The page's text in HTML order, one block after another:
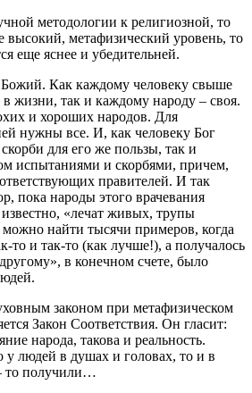
методологии к религиозной, то
высокий, метафизический уровень, то
еще яснее и убедительней.
Как каждому человеку свыше
в жизни, так и каждому народу – своя.
и хороших народов. Для
нужны все. И, как человеку Бог
для его же пользы, так и
испытаниями и скорбями, причем,
правителей. И так
пока народы этого врачевания
«лечат живых, трупы
найти тысячи примеров, когда
то и так-то (как лучше!), а получалось
в конечном счете, было
законом при метафизическом
Закон Соответствия. Он гласит:
народа, такова и реальность.
у людей в душах и головах, то и в
то получили…